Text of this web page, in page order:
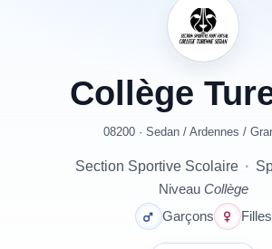
Collège
08200 · Sedan/ Ardennes /
Section Sportive Scolaire ·
Niveau Collège
Garçons
Filles